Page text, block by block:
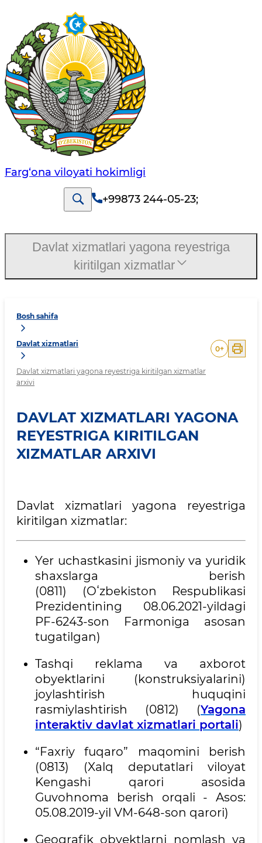
Farg‘оnа vilоyati hоkimligi
+99873 244-05-23;
Bosh sahifa
Davlat xizmatlari
Davlat xizmatlari yagona reyestriga kiritilgan xizmatlar
arxivi
0+
DAVLAT XIZMATLARI YAGONA
REYESTRIGA KIRITILGAN
XIZMATLAR ARXIVI
Davlat xizmatlari yagona reyestriga
kiritilgan xizmatlar:
Yer uchastkasini jismoniy va yuridik
shaxslarga berish
(0811) (Oʻzbekiston Respublikasi
Prezidentining 08.06.2021-yildagi
PF-6243-son Farmoniga asosan
tugatilgan)
Tashqi reklama va axborot
obyektlarini (konstruksiyalarini)
joylashtirish huquqini
rasmiylashtirish (0812) (Yagona
interaktiv davlat xizmatlari portali)
“Faxriy fuqaro” maqomini berish
(0813) (Xalq deputatlari viloyat
Kengashi qarori asosida
Guvohnoma berish orqali - Asos:
05.08.2019-yil VM-648-son qarori)
Geografik obyektlarni nomlash va
Davlat xizmatlari yagona reyestriga
kiritilgan xizmatlar